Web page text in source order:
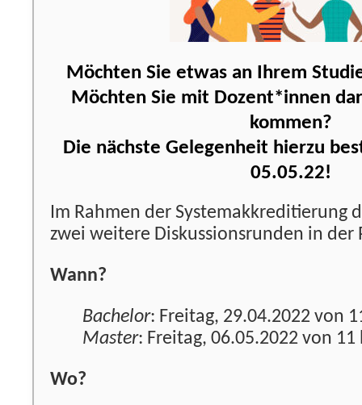
Möchten Sie etwas an Ihrem
Möchten Sie mit Dozent*innen
kommen?
Die nächste Gelegenheit hierzu
05.05.22!
Im Rahmen der Systemakkreditierung
zwei weitere Diskussionsrunden in der
Wann?
Bachelor: Freitag, 29.04.2022 von
Master: Freitag, 06.05.2022 von 11
Wo?